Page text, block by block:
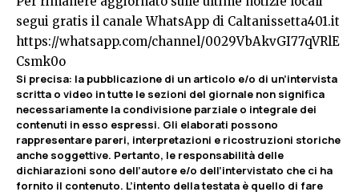
segui gratis il canale WhatsApp di Caltanissetta401.it
https://whatsapp.com/channel/0029VbAkvGI77qVRlE
Csmk0o
Si precisa: la pubblicazione di un articolo e/o di un’intervista
scritta o video in tutte le sezioni del giornale non significa
necessariamente la condivisione parziale o integrale dei
contenuti in esso espressi. Gli elaborati possono
rappresentare pareri, interpretazioni e ricostruzioni storiche
anche soggettive. Pertanto, le responsabilità delle
dichiarazioni sono dell’autore e/o dell’intervistato che ci ha
fornito il contenuto. L’intento della testata è quello di fare